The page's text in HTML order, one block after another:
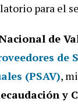
para el
de
de
(PSAV),
y